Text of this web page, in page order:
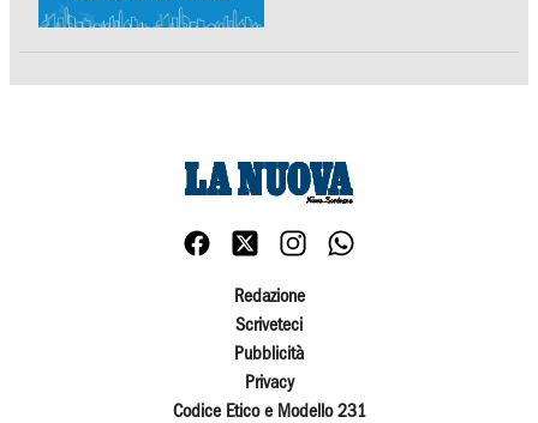
Redazione
Scriveteci
Pubblicità
Privacy
Codice Etico e Modello 231